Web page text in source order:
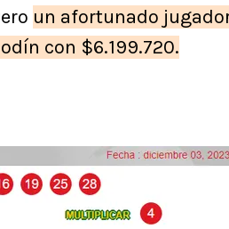
un afortunado
con $6.199.720.